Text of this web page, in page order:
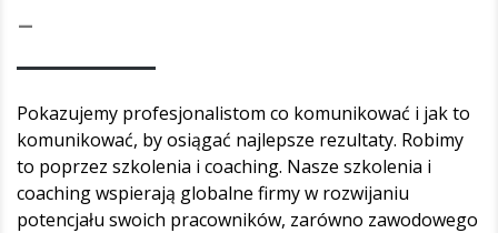
–
Pokazujemy profesjonalistom co komunikować i jak to
komunikować, by osiągać najlepsze rezultaty. Robimy
to poprzez szkolenia i coaching. Nasze szkolenia i
coaching wspierają globalne firmy w rozwijaniu
potencjału swoich pracowników, zarówno zawodowego